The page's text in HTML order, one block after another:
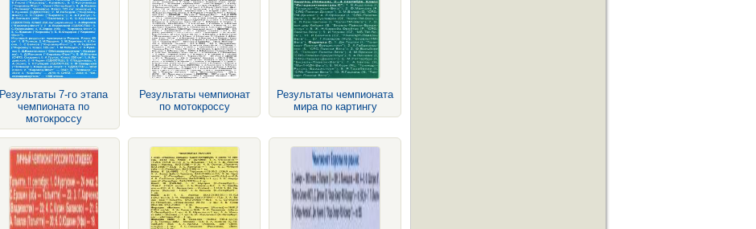
Результаты 7-го этапа
чемпионата по
мотокроссу
Результаты чемпионат
по мотокроссу
Результаты чемпионата
мира по картингу